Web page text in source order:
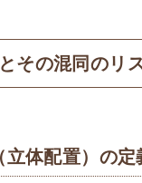
その混同のリ
体配置）の定